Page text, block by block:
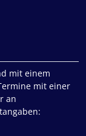
mit einem
mit einer
an